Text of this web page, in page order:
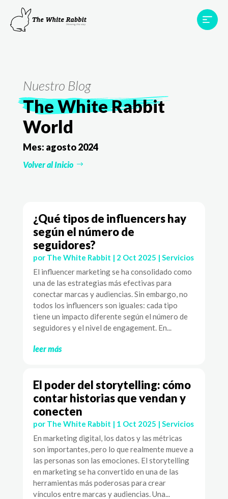
Proyectos
Testimonios
Nuestro Blog
The White Rabbit
World
Mes: agosto 2024
Volver al Inicio
¿Qué tipos de influencers hay
según el número de
seguidores?
por The White Rabbit | 2 Oct 2025 | Servicios
El influencer marketing se ha consolidado como
una de las estrategias más efectivas para
conectar marcas y audiencias. Sin embargo, no
todos los influencers son iguales: cada tipo
tiene un impacto diferente según el número de
seguidores y el nivel de engagement. En...
leer más
El poder del storytelling: cómo
contar historias que vendan y
conecten
por The White Rabbit | 1 Oct 2025 | Servicios
En marketing digital, los datos y las métricas
son importantes, pero lo que realmente mueve a
las personas son las emociones. El storytelling
en marketing se ha convertido en una de las
herramientas más poderosas para crear
vínculos entre marcas y audiencias. Una...